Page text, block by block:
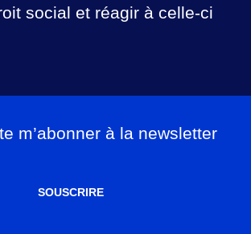
m’abonner à la newsletter
SOUSCRIRE
social et réagir à celle-ci